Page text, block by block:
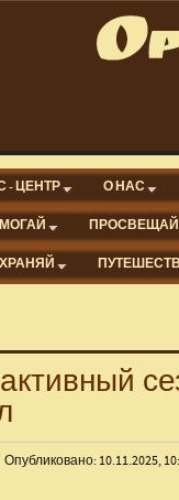
- ЦЕНТР О НАС
ПРОСВЕЩАЙ
Опубликовано: 10.11.2025,